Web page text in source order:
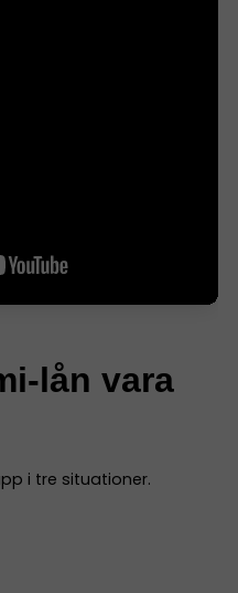
lån vara
i tre situationer.